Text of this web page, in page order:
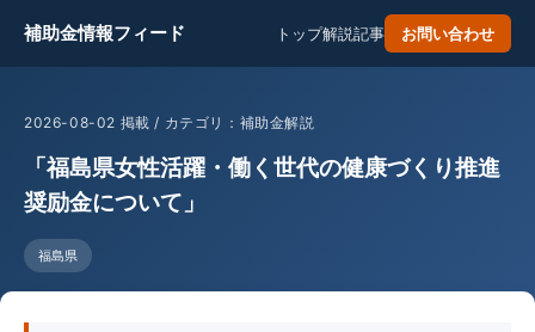
補助金情報フィード トップ解説記事 お問い合わせ
2026-08-02 掲載 / カテゴリ：補助金解説
「福島県女性活躍・働く世代の健康づくり推進
奨励金について」
福島県